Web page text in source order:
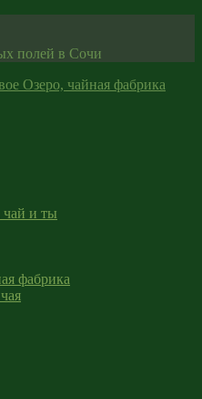
полей в Сочи
Озеро, чайная фабрика
и ты
фабрика